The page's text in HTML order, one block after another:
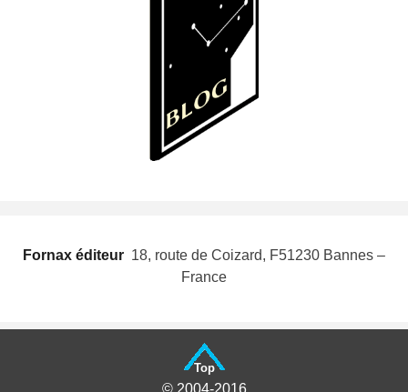
Fornax éditeur  18, route de Coizard, F51230 Bannes –
France
Top
© 2004-2016